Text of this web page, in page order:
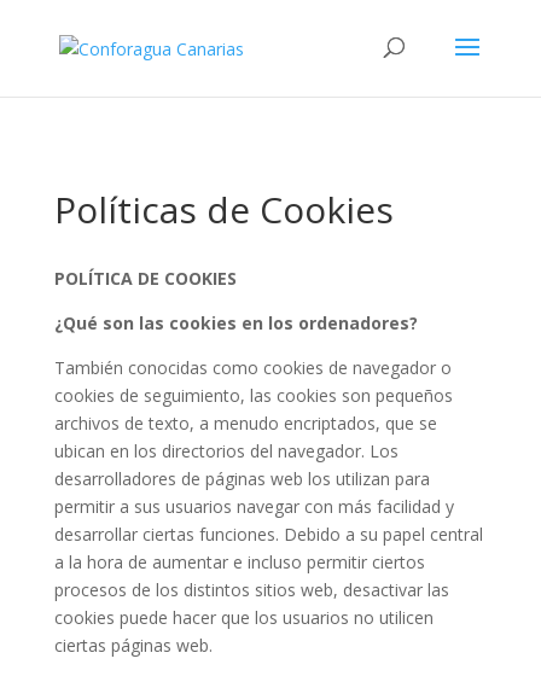
Políticas de Cookies
POLÍTICA DE COOKIES
¿Qué son las cookies en los ordenadores?
También conocidas como cookies de navegador o
cookies de seguimiento, las cookies son pequeños
archivos de texto, a menudo encriptados, que se
ubican en los directorios del navegador. Los
desarrolladores de páginas web los utilizan para
permitir a sus usuarios navegar con más facilidad y
desarrollar ciertas funciones. Debido a su papel central
a la hora de aumentar e incluso permitir ciertos
procesos de los distintos sitios web, desactivar las
cookies puede hacer que los usuarios no utilicen
ciertas páginas web.